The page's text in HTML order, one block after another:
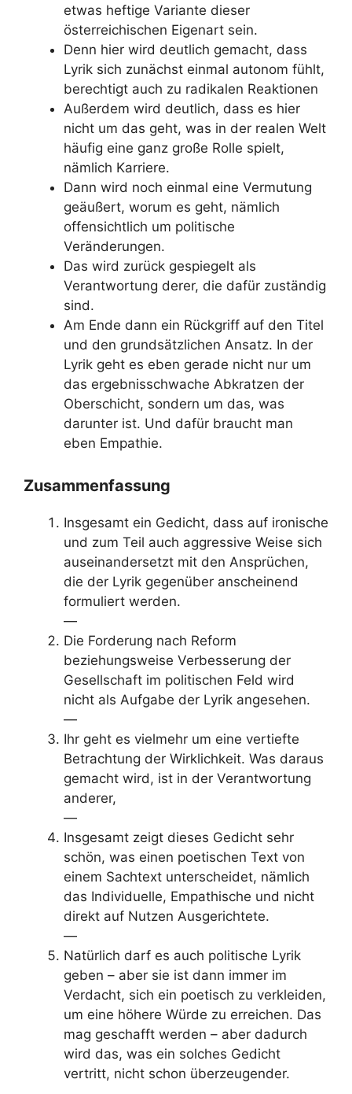
etwas heftige Variante dieser
österreichischen Eigenart sein.
Denn hier wird deutlich gemacht, dass
Lyrik sich zunächst einmal autonom fühlt,
berechtigt auch zu radikalen Reaktionen
Außerdem wird deutlich, dass es hier
nicht um das geht, was in der realen Welt
häufig eine ganz große Rolle spielt,
nämlich Karriere.
Dann wird noch einmal eine Vermutung
geäußert, worum es geht, nämlich
offensichtlich um politische
Veränderungen.
Das wird zurück gespiegelt als
Verantwortung derer, die dafür zuständig
sind.
Am Ende dann ein Rückgriff auf den Titel
und den grundsätzlichen Ansatz. In der
Lyrik geht es eben gerade nicht nur um
das ergebnisschwache Abkratzen der
Oberschicht, sondern um das, was
darunter ist. Und dafür braucht man
eben Empathie.
Zusammenfassung
Insgesamt ein Gedicht, dass auf ironische
und zum Teil auch aggressive Weise sich
auseinandersetzt mit den Ansprüchen,
die der Lyrik gegenüber anscheinend
formuliert werden.
—
Die Forderung nach Reform
beziehungsweise Verbesserung der
Gesellschaft im politischen Feld wird
nicht als Aufgabe der Lyrik angesehen.
—
Ihr geht es vielmehr um eine vertiefte
Betrachtung der Wirklichkeit. Was daraus
gemacht wird, ist in der Verantwortung
anderer,
—
Insgesamt zeigt dieses Gedicht sehr
schön, was einen poetischen Text von
einem Sachtext unterscheidet, nämlich
das Individuelle, Empathische und nicht
direkt auf Nutzen Ausgerichtete.
—
Natürlich darf es auch politische Lyrik
geben – aber sie ist dann immer im
Verdacht, sich ein poetisch zu verkleiden,
um eine höhere Würde zu erreichen. Das
mag geschafft werden – aber dadurch
wird das, was ein solches Gedicht
vertritt, nicht schon überzeugender.